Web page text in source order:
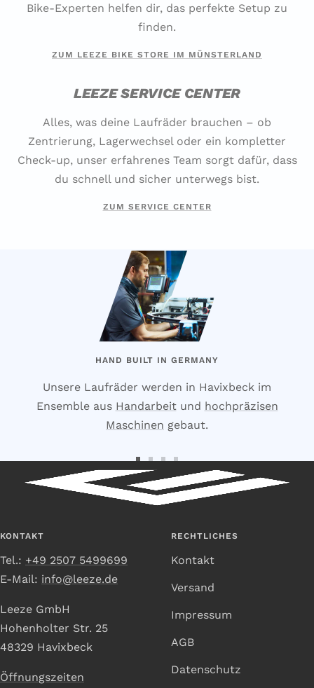
Bike-Experten helfen dir, das perfekte Setup zu
finden.
ZUM LEEZE BIKE STORE IM MÜNSTERLAND
LEEZE SERVICE CENTER
Alles, was deine Laufräder brauchen – ob
Zentrierung, Lagerwechsel oder ein kompletter
Check-up, unser erfahrenes Team sorgt dafür, dass
du schnell und sicher unterwegs bist.
ZUM SERVICE CENTER
HAND BUILT IN GERMANY
Unsere Laufräder werden in Havixbeck im
Ensemble aus Handarbeitund hochpräzisen
Maschinen gebaut.
Zur
Slide
1
Zur
Slide
2
Slide
3
Slide
4
KONTAKT
Tel.: +49 2507 5499699
E-Mail: info@leeze.de
Leeze GmbH
Hohenholter Str. 25
48329 Havixbeck
Öffnungszeiten
RECHTLICHES
Kontakt
Versand
Impressum
AGB
Datenschutz